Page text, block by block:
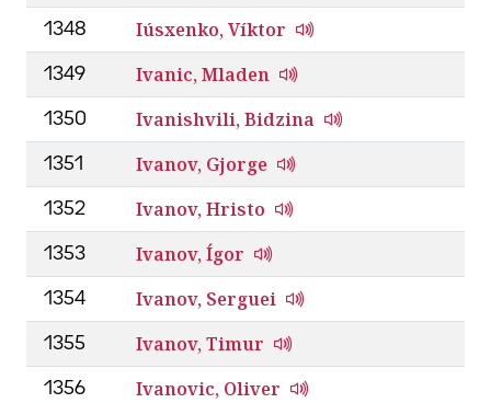
1348 Iúsxenko, Víktor
1349 Ivanic, Mladen
1350 Ivanishvili, Bidzina
1351 Ivanov, Gjorge
1352 Ivanov, Hristo
1353 Ivanov, Ígor
1354 Ivanov, Serguei
1355 Ivanov, Timur
1356 Ivanovic, Oliver